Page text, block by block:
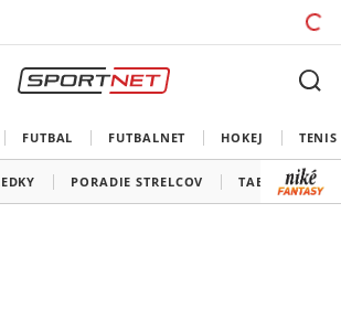
FUTBAL FUTBALNET HOKEJ TENIS
PORADIE STRELCOV TABUĽKY A